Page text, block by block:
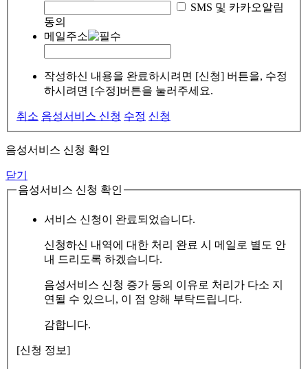
SMS 및 카카오알림
동의
메일주소
작성하신 내용을 완료하시려면 [신청] 버튼을, 수정
하시려면 [수정]버튼을 눌러주세요.
취소 음성서비스 신청 수정 신청
음성서비스 신청 확인
닫기
음성서비스 신청 확인
서비스 신청이 완료되었습니다.
신청하신 내역에 대한 처리 완료 시 메일로 별도 안
내 드리도록 하겠습니다.
음성서비스 신청 증가 등의 이유로 처리가 다소 지
연될 수 있으니, 이 점 양해 부탁드립니다.
감합니다.
[신청 정보]